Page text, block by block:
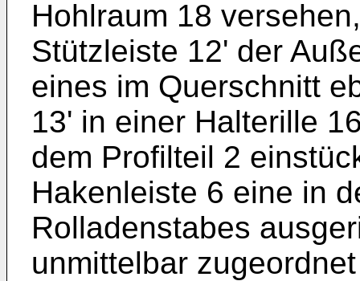
Hohlraum 18
Stützleiste 12' der
eines im Querschnitt
13' in einer Halterille
dem Profilteil 2
Hakenleiste 6 eine in
Rolladenstabes
unmittelbar